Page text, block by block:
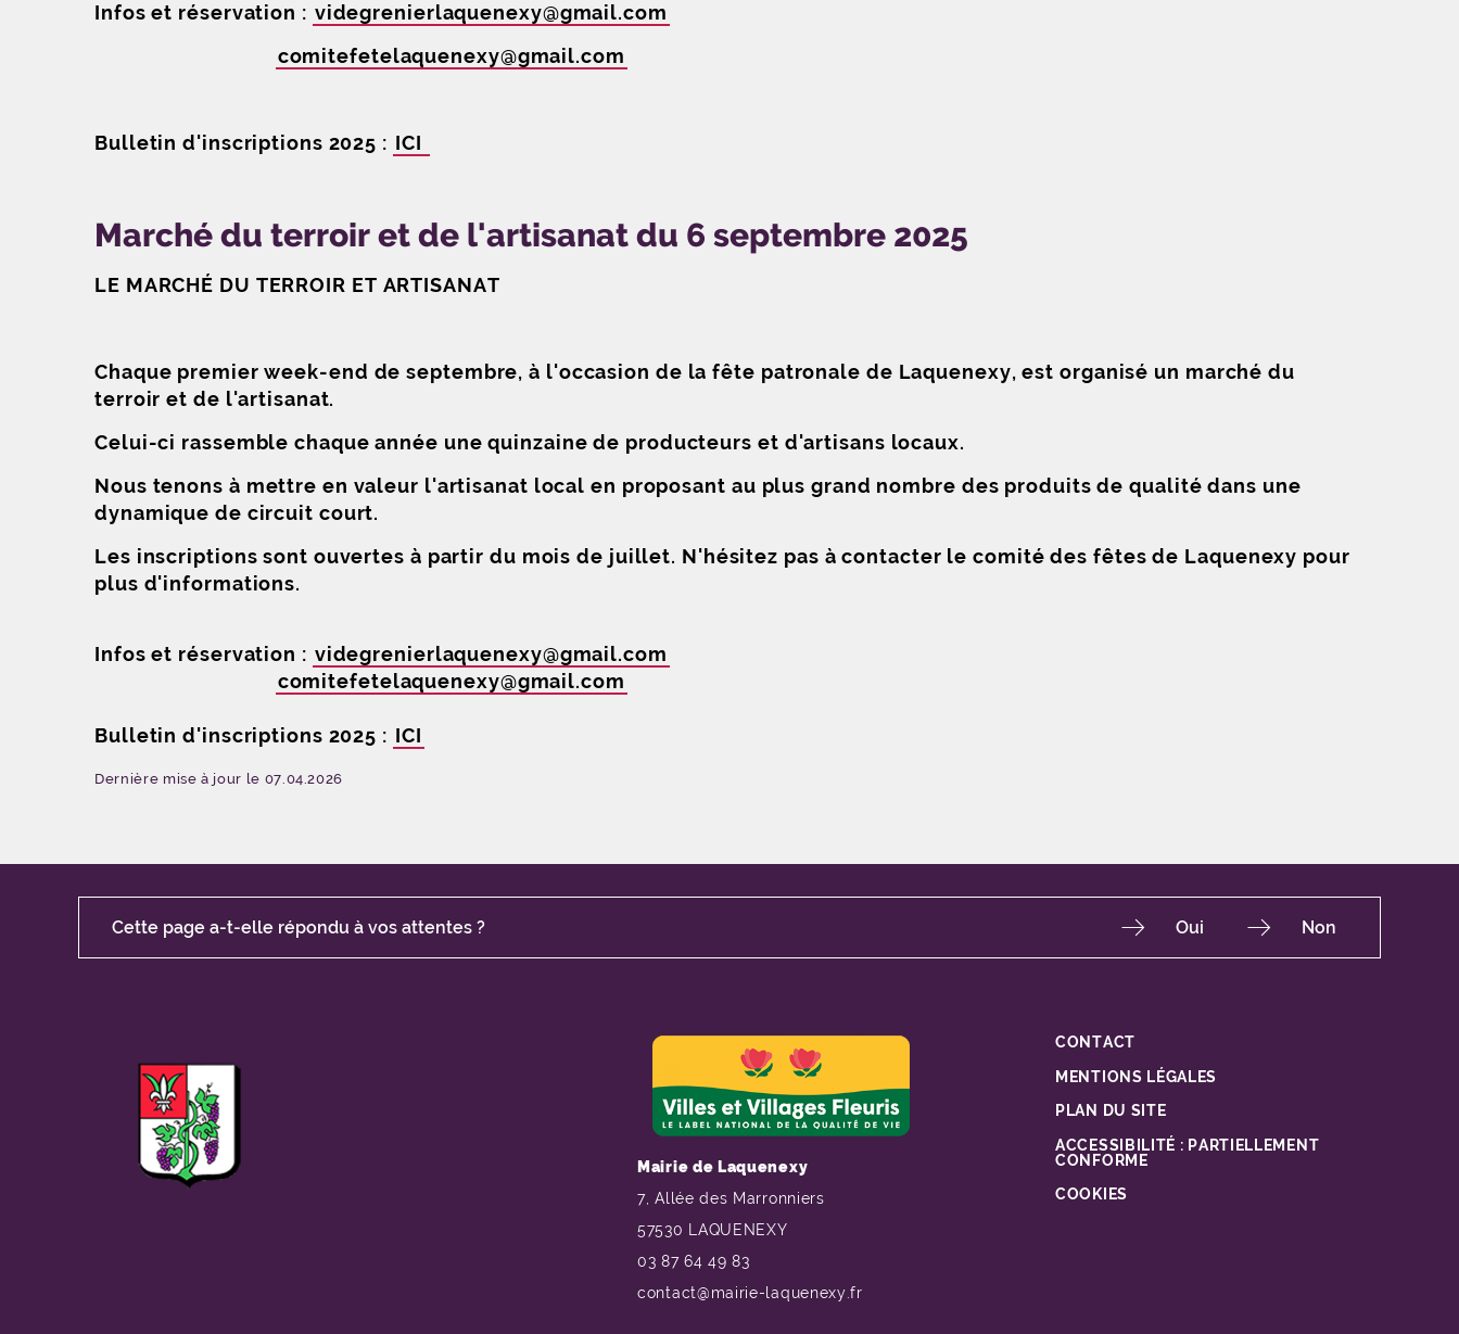
Infos et réservation : videgrenierlaquenexy@gmail.com
comitefetelaquenexy@gmail.com
Bulletin d'inscriptions 2025 : ICI
Marché du terroir et de l'artisanat du 6 septembre 2025
LE MARCHÉ DU TERROIR ET ARTISANAT
Chaque premier week-end de septembre, à l'occasion de la fête patronale de Laquenexy, est organisé un marché du
terroir et de l'artisanat.
Celui-ci rassemble chaque année une quinzaine de producteurs et d'artisans locaux.
Nous tenons à mettre en valeur l'artisanat local en proposant au plus grand nombre des produits de qualité dans une
dynamique de circuit court.
Les inscriptions sont ouvertes à partir du mois de juillet. N'hésitez pas à contacter le comité des fêtes de Laquenexy pour
plus d'informations.
Infos et réservation : videgrenierlaquenexy@gmail.com
comitefetelaquenexy@gmail.com
Bulletin d'inscriptions 2025 : ICI
Dernière mise à jour le 07.04.2026
Cette page a-t-elle répondu à vos attentes ? Non
Oui
Mairie de Laquenexy
7, Allée des Marronniers
57530 LAQUENEXY
03 87 64 49 83
contact@mairie-laquenexy.fr
CONTACT
MENTIONS LÉGALES
PLAN DU SITE
ACCESSIBILITÉ : PARTIELLEMENT
CONFORME
COOKIES